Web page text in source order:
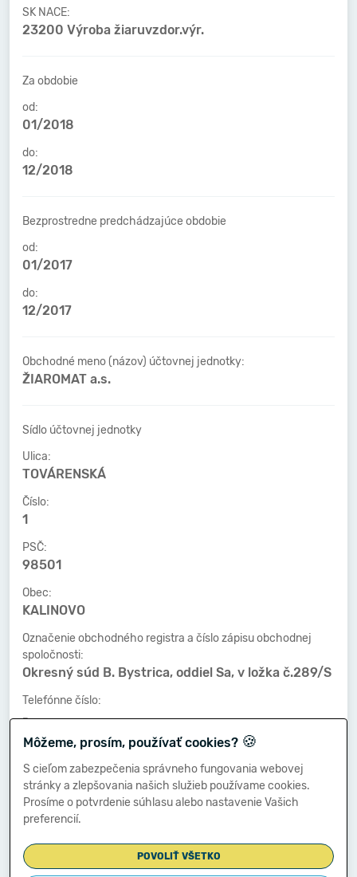
SK NACE:
23200 Výroba žiaruvzdor.výr.
Za obdobie
od:
01/2018
do:
12/2018
Bezprostredne predchádzajúce obdobie
od:
01/2017
do:
12/2017
Obchodné meno (názov) účtovnej jednotky:
ŽIAROMAT a.s.
Sídlo účtovnej jednotky
Ulica:
TOVÁRENSKÁ
Číslo:
1
PSČ:
98501
Obec:
KALINOVO
Označenie obchodného registra a číslo zápisu obchodnej
spoločnosti:
Okresný súd B. Bystrica, oddiel Sa, v ložka č.289/S
Telefónne číslo:
-
Faxové číslo:
-
E-mailová adresa:
-
Zostavená dňa:
Môžeme, prosím, používať cookies? 🍪
S cieľom zabezpečenia správneho fungovania webovej
stránky a zlepšovania našich služieb používame cookies.
Prosíme o potvrdenie súhlasu alebo nastavenie Vašich
preferencií.
POVOLIŤ VŠETKO